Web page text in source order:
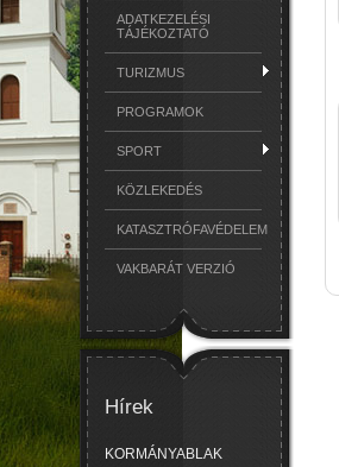
ADATKEZELÉSI
TÁJÉKOZTATÓ
TURIZMUS
PROGRAMOK
SPORT
KÖZLEKEDÉS
KATASZTRÓFAVÉDELEM
VAKBARÁT VERZIÓ
Hírek
KORMÁNYABLAK